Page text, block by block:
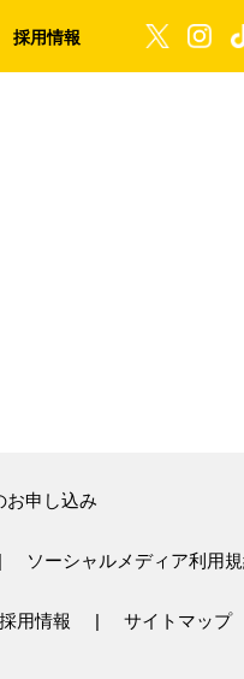
採用情報
お申し込み
ソーシャルメディア利用
採用情報 サイトマップ